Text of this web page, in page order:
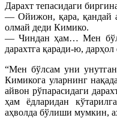
Дарахт тепасидаги
— Ойижон, қара, қандай
олмай деди Кимико.
— Чиндан ҳам… Мен
дарахтга қаради-ю,
“Мен бўлсам уни
Кимикога уларнинг
айвон рўпарасидаги
ҳам ёдларидан
аҳволда бўлиши мумкин,